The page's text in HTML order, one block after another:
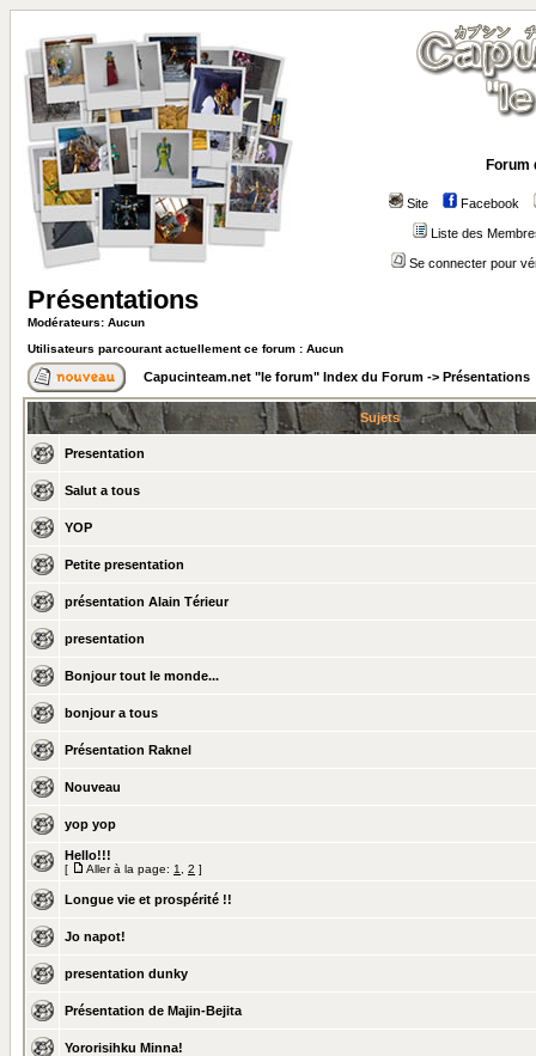
Forum
Site Facebook
Liste des
Se connecter pour
Présentations
Modérateurs: Aucun
Utilisateurs parcourant actuellement ce forum : Aucun
Capucinteam.net "le forum" Index du Forum -> Présentations
Sujets
Presentation
Salut a tous
YOP
Petite presentation
présentation Alain Térieur
presentation
Bonjour tout le monde...
bonjour a tous
Présentation Raknel
Nouveau
yop yop
Hello!!!
[ Aller à la page: 1 2 ]
Longue vie et prospérité !!
Jo napot!
presentation dunky
Présentation de Majin-Bejita
Yororisihku Minna!